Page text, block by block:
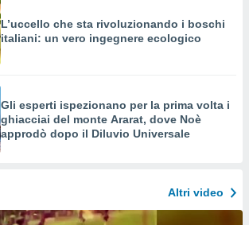
L’uccello che sta rivoluzionando i boschi
italiani: un vero ingegnere ecologico
Gli esperti ispezionano per la prima volta i
ghiacciai del monte Ararat, dove Noè
approdò dopo il Diluvio Universale
Altri video